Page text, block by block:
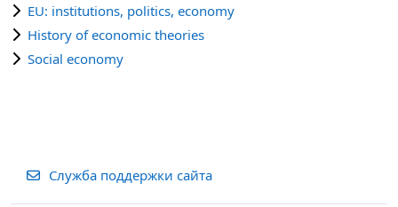
EU: institutions, politics, economy
History of economic theories
Social economy
Служба поддержки сайта